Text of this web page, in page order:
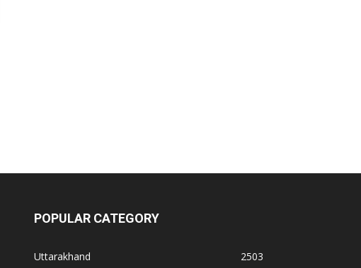
POPULAR CATEGORY
Uttarakhand 2503